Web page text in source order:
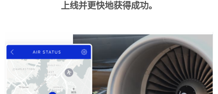
上线并更快地获得成功。